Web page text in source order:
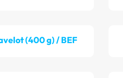
(400 g) / BEF